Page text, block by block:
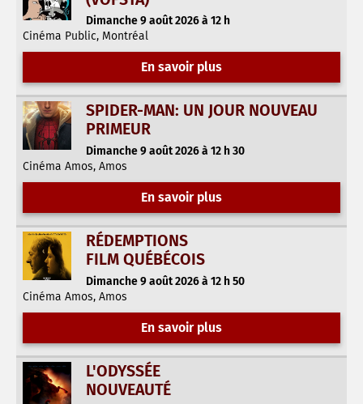
Dimanche 9 août 2026 à 12 h
Cinéma Public, Montréal
En savoir plus
SPIDER-MAN: UN JOUR NOUVEAU
PRIMEUR
Dimanche 9 août 2026 à 12 h 30
Cinéma Amos, Amos
En savoir plus
RÉDEMPTIONS
FILM QUÉBÉCOIS
Dimanche 9 août 2026 à 12 h 50
Cinéma Amos, Amos
En savoir plus
L'ODYSSÉE
NOUVEAUTÉ